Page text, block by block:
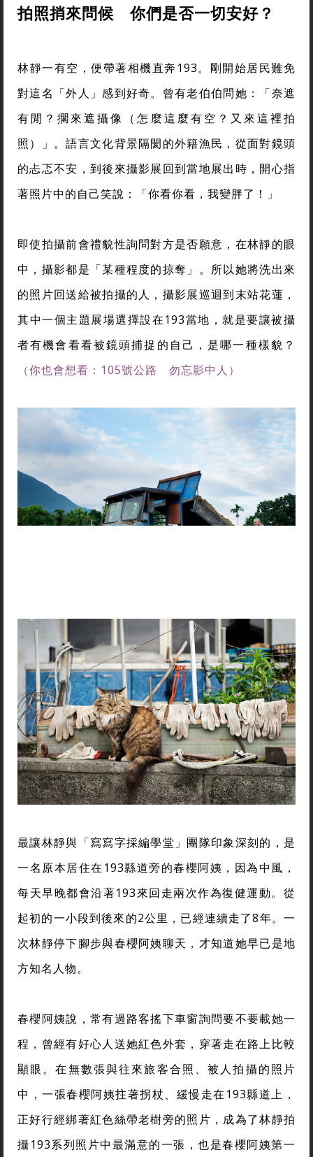
拍照捎來問候 你們是否一切安好？
林靜一有空，便帶著相機直奔193。剛開始居民難免
對這名「外人」感到好奇。曾有老伯伯問她：「奈遮
有閒？擱來遮攝像（怎麼這麼有空？又來這裡拍
照）」。語言文化背景隔閡的外籍漁民，從面對鏡頭
的忐忑不安，到後來攝影展回到當地展出時，開心指
著照片中的自己笑說：「你看你看，我變胖了！」
即使拍攝前會禮貌性詢問對方是否願意，在林靜的眼
中，攝影都是「某種程度的掠奪」。所以她將洗出來
的照片回送給被拍攝的人，攝影展巡迴到末站花蓮，
其中一個主題展場選擇設在193當地，就是要讓被攝
者有機會看看被鏡頭捕捉的自己，是哪一種樣貌？
（你也會想看：105號公路 勿忘影中人）
最讓林靜與「寫寫字採編學堂」團隊印象深刻的，是
一名原本居住在193縣道旁的春櫻阿姨，因為中風，
每天早晚都會沿著193來回走兩次作為復健運動。從
起初的一小段到後來的2公里，已經連續走了8年。一
次林靜停下腳步與春櫻阿姨聊天，才知道她早已是地
方知名人物。
春櫻阿姨說，常有過路客搖下車窗詢問要不要載她一
程，曾經有好心人送她紅色外套，穿著走在路上比較
顯眼。在無數張與往來旅客合照、被人拍攝的照片
中，一張春櫻阿姨拄著拐杖、緩慢走在193縣道上，
正好行經綁著紅色絲帶老樹旁的照片，成為了林靜拍
攝193系列照片中最滿意的一張，也是春櫻阿姨第一